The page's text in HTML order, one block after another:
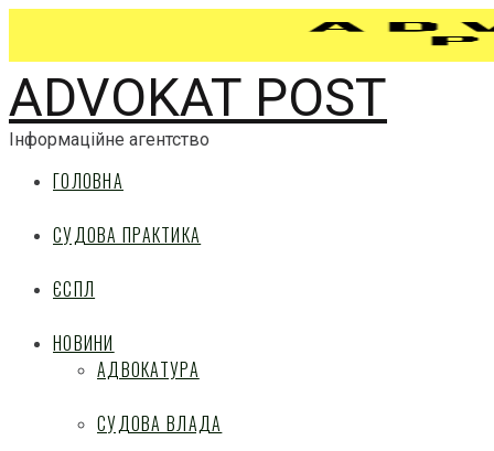
ADVOKAT POST
Інформаційне агентство
ГОЛОВНА
СУДОВА ПРАКТИКА
ЄСПЛ
НОВИНИ
АДВОКАТУРА
СУДОВА ВЛАДА